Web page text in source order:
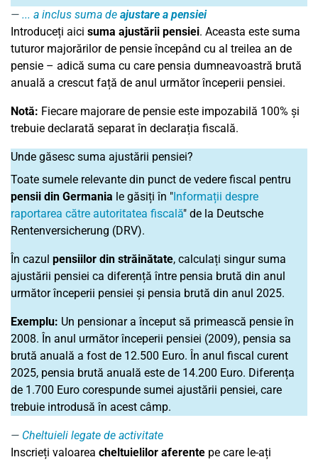
... a inclus suma de ajustare a pensiei
Introduceți aici suma ajustării pensiei. Aceasta este suma
tuturor majorărilor de pensie începând cu al treilea an de
pensie – adică suma cu care pensia dumneavoastră brută
anuală a crescut față de anul următor începerii pensiei.
Notă: Fiecare majorare de pensie este impozabilă 100% și
trebuie declarată separat în declarația fiscală.
Unde găsesc suma ajustării pensiei?
Toate sumele relevante din punct de vedere fiscal pentru
pensii din Germania le găsiți în "Informații despre
raportarea către autoritatea fiscală" de la Deutsche
Rentenversicherung (DRV).
În cazul pensiilor din străinătate, calculați singur suma
ajustării pensiei ca diferență între pensia brută din anul
următor începerii pensiei și pensia brută din anul 2025.
Exemplu: Un pensionar a început să primească pensie în
2008. În anul următor începerii pensiei (2009), pensia sa
brută anuală a fost de 12.500 Euro. În anul fiscal curent
2025, pensia brută anuală este de 14.200 Euro. Diferența
de 1.700 Euro corespunde sumei ajustării pensiei, care
trebuie introdusă în acest câmp.
Cheltuieli legate de activitate
Inscrieți valoarea cheltuielilor aferente pe care le-ați